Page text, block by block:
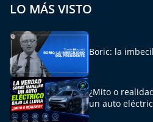
Conecta Vida
El Mejor País de Chile
Te invito a tomar once
Bío Bío en Ruta
LO MÁS VISTO
Boric: la
¿Mito o
un auto